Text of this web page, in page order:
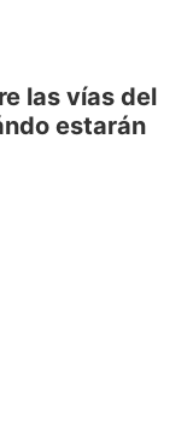
las vías del
estarán